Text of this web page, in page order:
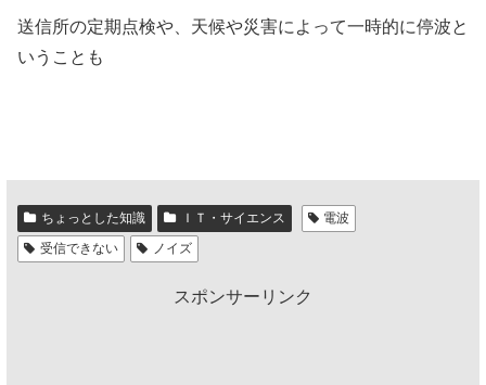
送信所の定期点検や、天候や災害によって一時的に停波と
いうことも
ちょっとした知識 ＩＴ・サイエンス
電波
受信できない
ノイズ
スポンサーリンク